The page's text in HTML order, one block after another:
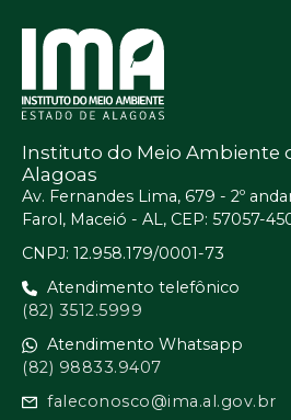
Instituto do Meio Ambiente
Alagoas
Av. Fernandes Lima, 679 - 2º
Farol, Maceió - AL, CEP: 57057-
CNPJ: 12.958.179/0001-73
Atendimento telefônico
(82) 3512.5999
Atendimento Whatsapp
(82) 98833.9407
faleconosco@ima.al.gov.br